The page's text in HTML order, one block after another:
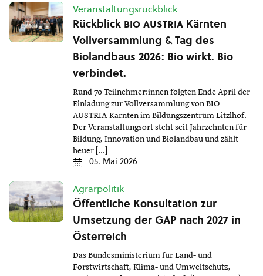
Veranstaltungsrückblick
Rückblick bio austria Kärnten
Vollversammlung & Tag des
Biolandbaus 2026: Bio wirkt. Bio
verbindet.
Rund 70 Teilnehmer:innen folgten Ende April der
Einladung zur Vollversammlung von BIO
AUSTRIA Kärnten im Bildungszentrum Litzlhof.
Der Veranstaltungsort steht seit Jahrzehnten für
Bildung, Innovation und Biolandbau und zählt
heuer […]
05. Mai 2026
Agrarpolitik
Öffentliche Konsultation zur
Umsetzung der GAP nach 2027 in
Österreich
Das Bundesministerium für Land- und
Forstwirtschaft, Klima- und Umweltschutz,